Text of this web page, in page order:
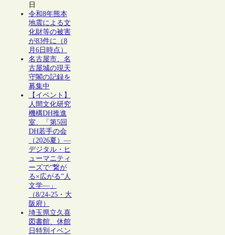
日
令和8年熊本
地震による文
化財等の被害
が83件に（8
月6日時点）
名古屋市、名
古屋城の現天
守閣の記録を
募集中
【イベント】
人間文化研究
機構DH推進
室、「第5回
DH若手の会
（2026夏）―
デジタル・ヒ
ューマニティ
ーズで“繋が
る×広がる”人
文学―」
（8/24-25・大
阪府）
埼玉県立久喜
図書館、休館
日特別イベン